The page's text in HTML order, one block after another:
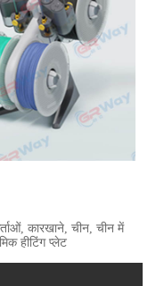
कारखाने, चीन, चीन में
हीटिंग प्लेट